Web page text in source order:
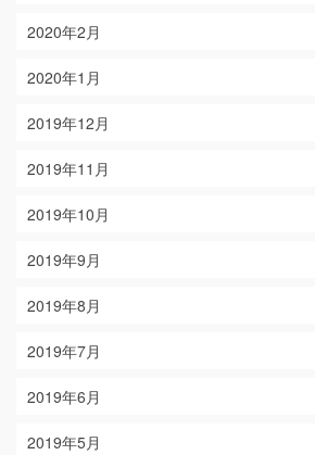
2020年2月
2020年1月
2019年12月
2019年11月
2019年10月
2019年9月
2019年8月
2019年7月
2019年6月
2019年5月